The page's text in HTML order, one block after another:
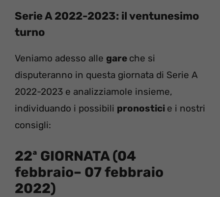
Serie A 2022-2023: il ventunesimo
turno
Veniamo adesso alle gare che si
disputeranno in questa giornata di Serie A
2022-2023 e analizziamole insieme,
individuando i possibili pronostici e i nostri
consigli:
22ª GIORNATA (04
febbraio– 07 febbraio
2022)